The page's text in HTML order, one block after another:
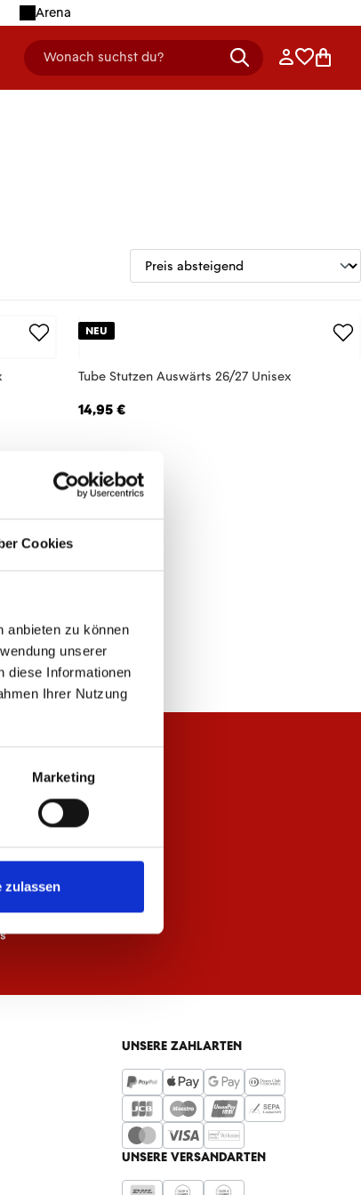
Cookies
anbieten zu können
unserer
diese Informationen
Ihrer Nutzung
Marketing
zulassen
Arena
Wonach suchst du?
header.searchDescription Anmelden
NEU
Tube Stutzen Auswärts 26/27 Unisex
14,95 €
UNSERE ZAHLARTEN
UNSERE VERSANDARTEN